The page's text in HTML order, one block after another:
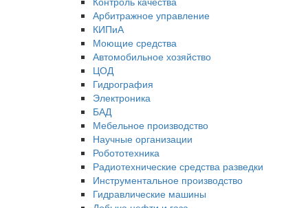
Арбитражное управление
КИПиА
Моющие средства
Автомобильное хозяйство
ЦОД
Гидрография
Электроника
БАД
Мебельное производство
Научные организации
Робототехника
Радиотехнические средства разведки
Инструментальное производство
Гидравлические машины